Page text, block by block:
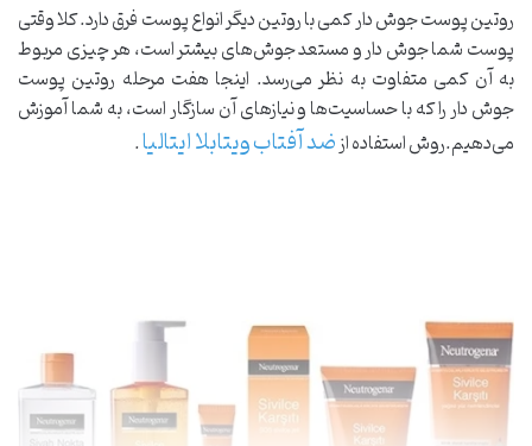
روتین پوست جوش دار کمی با روتین دیگر انواع پوست فرق دارد. کلا وقتی
پوست شما جوش دار و مستعد جوش‌های بیشتر است، هر چیزی مربوط
به آن کمی متفاوت به نظر می‌رسد. اینجا هفت مرحله روتین پوست
جوش دار را که با حساسیت‌ها و نیازهای آن سازگار است، به شما آموزش
می‌دهیم.روش استفاده ازضد آفتاب ویتابلا ایتالیا.